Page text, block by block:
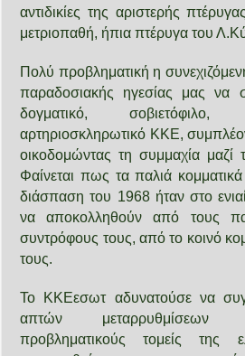
αντιδικίες της αριστερής
μετριοπαθή, ήπια πτέρυγα του
Πολύ προβληματική η
παραδοσιακής ηγεσίας μας να
δογματικό, σοβιετόφιλο,
αρτηριοσκληρωτικό ΚΚΕ,
οικοδομώντας τη συμμαχία μαζί
Φαίνεται πως τα παλιά
διάσπαση του 1968 ήταν στο
να αποκολληθούν από τους
συντρόφους τους, από το κοινό
τους.
Το ΚΚΕεσωτ αδυνατούσε να
απτών μεταρρυθμίσεων
προβληματικούς τομείς της